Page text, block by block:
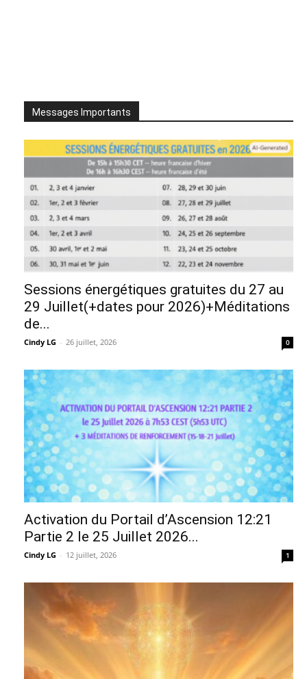
Messages Importants
Sessions énergétiques gratuites du 27 au
29 Juillet(+dates pour 2026)+Méditations
de...
Cindy LG - 26 juillet, 2026 0
Activation du Portail d’Ascension 12:21
Partie 2 le 25 Juillet 2026...
Cindy LG - 12 juillet, 2026 1